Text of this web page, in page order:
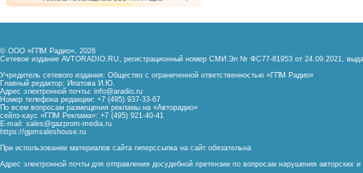
© ООО «ГПМ Радио», 2026
Сетевое издание AVTORADIO.RU, регистрационный номер СМИ Эл № ФС77-81953 от 24.09.2021,
Учредитель сетевого издания: Общество с ограниченной ответственностью «ГПМ Радио»
Главный редактор: Ипатова И.Ю.
Адрес электронной почты: info@aradio.ru
Номер телефона редакции: +7 (495) 937-33-67
По всем вопросам размещения рекламы на «Авторадио»
сейлз-хаус «ГПМ Реклама»: +7 (495) 921-40-41
E-mail: sales@gazprom-media.ru
https://gpmsaleshouse.ru
При использовании материалов сайта гиперссылка на сайт обязательна
Адрес электронной почты для отправления досудебной претензии по вопросам нарушения авторских